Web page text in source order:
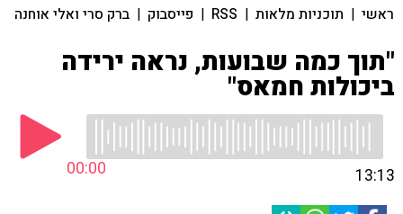
ראשי | תוכניות מלאות |
RSS
| פייסבוק | ברק סרי ואלי אוחנה
"תוך כמה שבועות, נראה ירידה
ביכולות חמאס"
00:00 13:13